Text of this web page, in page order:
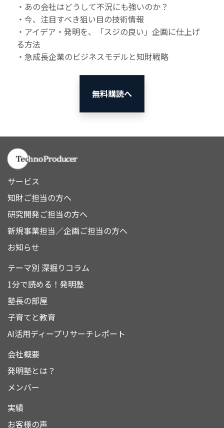
・あの会社はどうして不況にも強いのか？
・今、注目すべき狙い目の技術情報
・アイデア・発明を、「スジの良い」企画に仕上げ
る方法
・急成長企業のビジネスモデルと知財戦略
無料購読へ
サービス
知財ご担当の方へ
研究開発ご担当の方へ
新規事業担当／企画ご担当の方へ
お知らせ
テーマ別 深掘りコラム
1分で読める！発明塾
塾長の部屋
子育てと教育
AI活用ディープリサーチレポート
会社概要
発明塾とは？
メンバー
実績
お客様の声